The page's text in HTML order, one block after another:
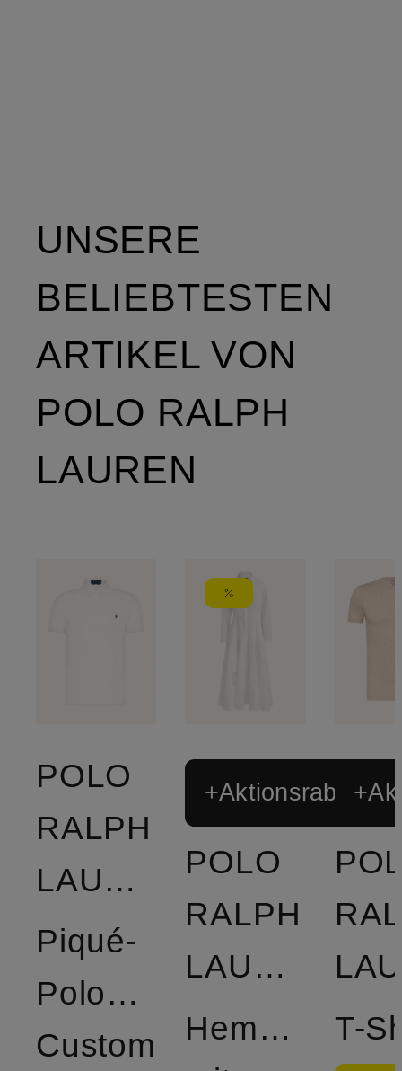
UNSERE
BELIEBTESTEN
ARTIKEL VON
POLO RALPH
LAUREN
POLO
RALPH
LAUREN
Piqué-
Poloshirt
Custom
+Aktionsrabatt
POLO
RALPH
LAUREN
T-